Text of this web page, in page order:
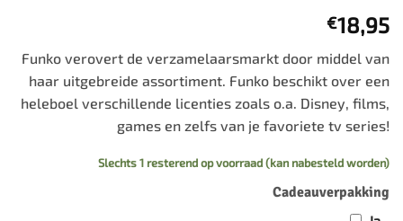
€18,95
Funko verovert de verzamelaarsmarkt door middel van
haar uitgebreide assortiment. Funko beschikt over een
heleboel verschillende licenties zoals o.a. Disney, films,
games en zelfs van je favoriete tv series!
Slechts 1 resterend op voorraad (kan nabesteld worden)
Cadeauverpakking